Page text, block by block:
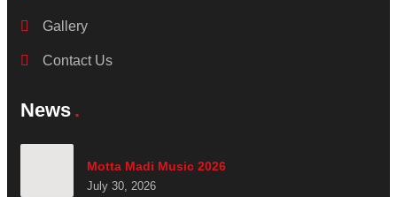
Gallery
Contact Us
News
Motta Madi Music 2026
July 30, 2026